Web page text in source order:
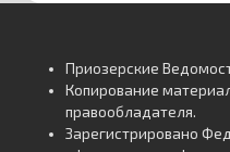
Приозерские
Копирование
правообладателя.
Зарегистрировано